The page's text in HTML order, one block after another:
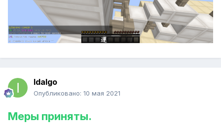
Idalgo
Опубликовано: 10 мая 2021
Меры приняты.